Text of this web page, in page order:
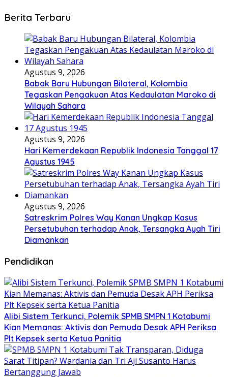
Berita Terbaru
Agustus 9, 2026
Babak Baru Hubungan Bilateral, Kolombia
Tegaskan Pengakuan Atas Kedaulatan Maroko di
Wilayah Sahara
Agustus 9, 2026
Hari Kemerdekaan Republik Indonesia Tanggal 17
Agustus 1945
Agustus 9, 2026
Satreskrim Polres Way Kanan Ungkap Kasus
Persetubuhan terhadap Anak, Tersangka Ayah Tiri
Diamankan
Pendidikan
Alibi Sistem Terkunci, Polemik SPMB SMPN 1 Kotabumi
Kian Memanas: Aktivis dan Pemuda Desak APH Periksa
Plt Kepsek serta Ketua Panitia